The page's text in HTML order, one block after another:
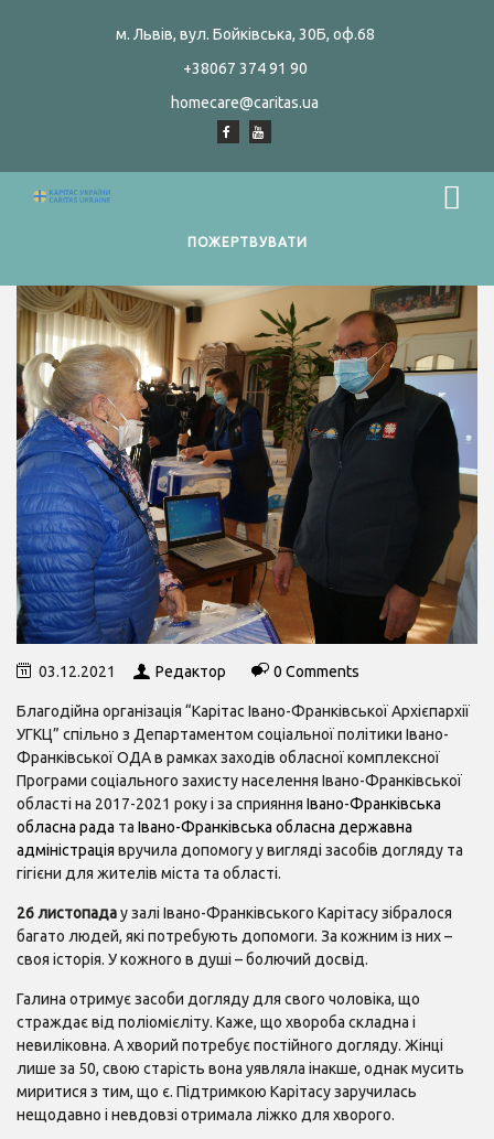
м. Львів, вул. Бойківська, 30Б, оф.68
+38067 374 91 90
homecare@caritas.ua
ПОЖЕРТВУВАТИ
03.12.2021 Редактор 0 Comments
Благодійна організація “Карітас Івано-Франківської Архієпархії
УГКЦ” спільно з Департаментом соціальної політики Івано-
Франківської ОДА в рамках заходів обласної комплексної
Програми соціального захисту населення Івано-Франківської
області на 2017-2021 року і за сприяння Івано-Франківська
обласна рада та Івано-Франківська обласна державна
адміністрація вручила допомогу у вигляді засобів догляду та
гігієни для жителів міста та області.
26 листопадау залі Івано-Франківського Карітасу зібралося
багато людей, які потребують допомоги. За кожним із них –
своя історія. У кожного в душі – болючий досвід.
Галина отримує засоби догляду для свого чоловіка, що
страждає від поліомієліту. Каже, що хвороба складна і
невиліковна. А хворий потребує постійного догляду. Жінці
лише за 50, свою старість вона уявляла інакше, однак мусить
миритися з тим, що є. Підтримкою Карітасу заручилась
нещодавно і невдовзі отримала ліжко для хворого.